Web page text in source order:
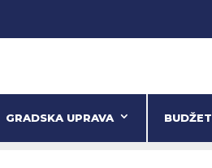
GRADSKA UPRAVA BUDŽET